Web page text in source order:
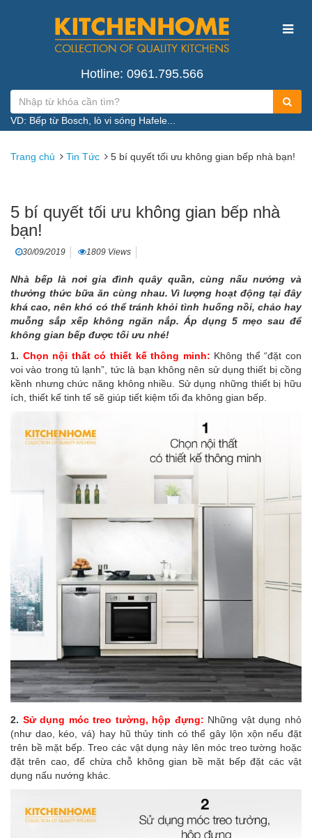
Hotline: 0961.795.566
VD: Bếp từ Bosch, lò vi sóng Hafele...
Trang chủ Tin Tức 5 bí quyết tối ưu không gian bếp nhà bạn!
5 bí quyết tối ưu không gian bếp nhà
bạn!
30/09/2019 1809 Views
Nhà bếp là nơi gia đình quây quần, cùng nấu nướng và
thưởng thức bữa ăn cùng nhau. Vì lượng hoạt động tại đây
khá cao, nên khó có thể tránh khỏi tình huống nồi, chảo hay
muỗng sắp xếp không ngăn nắp. Áp dụng 5 mẹo sau để
không gian bếp được tối ưu nhé!
1. Chọn nội thất có thiết kế thông minh: Không thể “đặt con
voi vào trong tủ lạnh”, tức là bạn không nên sử dụng thiết bị cồng
kềnh nhưng chức năng không nhiều. Sử dụng những thiết bị hữu
ích, thiết kế tinh tế sẽ giúp tiết kiệm tối đa không gian bếp.
2. Sử dụng móc treo tường, hộp đựng: Những vật dụng nhỏ
(như dao, kéo, vá) hay hũ thủy tinh có thể gây lộn xộn nếu đặt
trên bề mặt bếp. Treo các vật dụng này lên móc treo tường hoặc
đặt trên cao, để chừa chỗ không gian bề mặt bếp đặt các vật
dụng nấu nướng khác.